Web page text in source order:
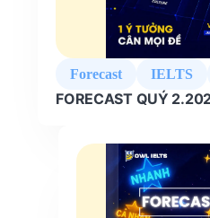
Forecast IELTS
FORECAST QUÝ